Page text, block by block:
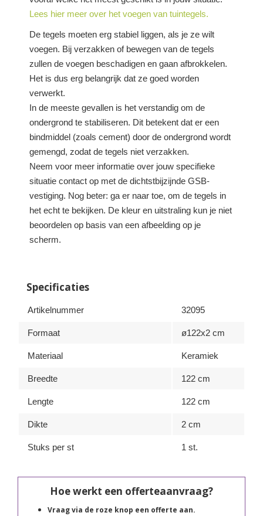
Lees hier meer over het voegen van tuintegels.
De tegels moeten erg stabiel liggen, als je ze wilt
voegen. Bij verzakken of bewegen van de tegels
zullen de voegen beschadigen en gaan afbrokkelen.
Het is dus erg belangrijk dat ze goed worden
verwerkt.
In de meeste gevallen is het verstandig om de
ondergrond te stabiliseren. Dit betekent dat er een
bindmiddel (zoals cement) door de ondergrond wordt
gemengd, zodat de tegels niet verzakken.
Neem voor meer informatie over jouw specifieke
situatie contact op met de dichtstbijzijnde GSB-
vestiging. Nog beter: ga er naar toe, om de tegels in
het echt te bekijken. De kleur en uitstraling kun je niet
beoordelen op basis van een afbeelding op je
scherm.
Specificaties
Artikelnummer 32095
Formaat ø122x2 cm
Materiaal Keramiek
Breedte 122 cm
Lengte 122 cm
Dikte 2 cm
Stuks per st 1 st.
Hoe werkt een offerteaanvraag?
Vraag via de roze knop een offerte aan.